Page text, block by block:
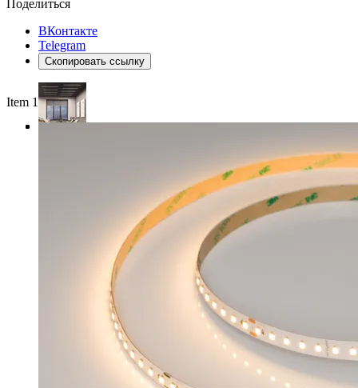
Поделиться
ВКонтакте
Telegram
Скопировать ссылку
Item 1 of 4